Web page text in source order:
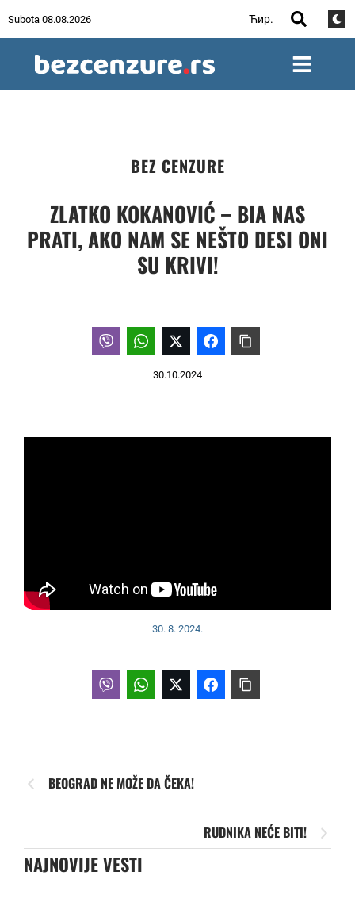
Subota 08.08.2026 Ћир.
BEZ CENZURE
ZLATKO KOKANOVIĆ – BIA NAS
PRATI, AKO NAM SE NEŠTO DESI ONI
SU KRIVI!
30.10.2024
30. 8. 2024.
BEOGRAD NE MOŽE DA ČEKA!
RUDNIKA NEĆE BITI!
NAJNOVIJE VESTI